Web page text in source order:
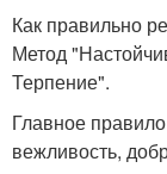
Как правильно
Метод
Терпение".
Главное
вежливость,